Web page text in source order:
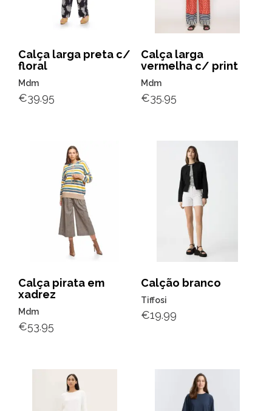
Calça larga preta c/
floral
Mdm
€39.95
Calça larga
vermelha c/ print
Mdm
€35.95
Calça pirata em
xadrez
Mdm
€53.95
Calção branco
Tiffosi
€19.99